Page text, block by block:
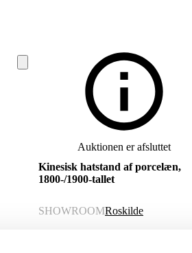
Auktionen er afsluttet
Kinesisk hatstand af porcelæn,
1800-/1900-tallet
SHOWROOMRoskilde